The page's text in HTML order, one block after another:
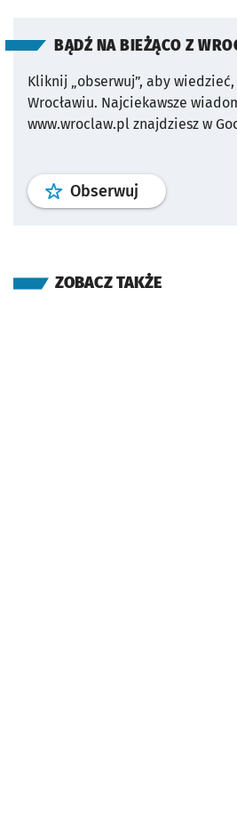
BĄDŹ NA BIEŻĄCO Z
Kliknij „obserwuj”, aby
Wrocławiu. Najciekawsze
www.wroclaw.pl znajdziesz w
Obserwuj profil
ZOBACZ TAKŻE